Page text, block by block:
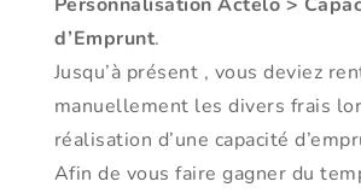
d’Emprunt.
Jusqu’à présent , vous deviez
manuellement les divers frais
réalisation d’une capacité
Afin de vous faire gagner du